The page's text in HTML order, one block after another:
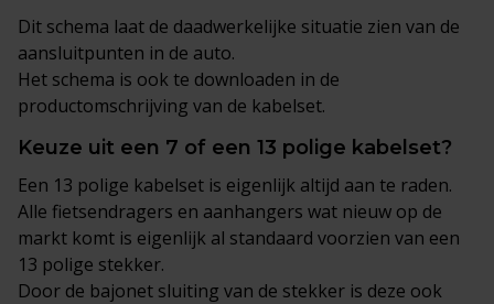
Dit schema laat de daadwerkelijke situatie zien van de
aansluitpunten in de auto.
Het schema is ook te downloaden in de
productomschrijving van de kabelset.
Keuze uit een 7 of een 13 polige kabelset?
Een 13 polige kabelset is eigenlijk altijd aan te raden.
Alle fietsendragers en aanhangers wat nieuw op de
markt komt is eigenlijk al standaard voorzien van een
13 polige stekker.
Door de bajonet sluiting van de stekker is deze ook